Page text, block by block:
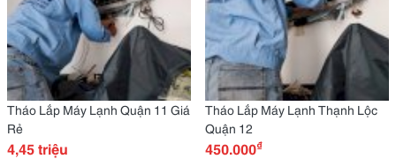
Tháo Lắp Máy Lạnh Quận 11 Giá
Rẻ
4,45 triệu
Tháo Lắp Máy Lạnh Thạnh Lộc
Quận 12
450.000₫